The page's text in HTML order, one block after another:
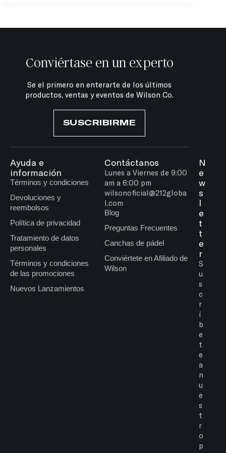
Conviértase en un experto
Se el primero en enterarte de los últimos
productos, ventas y eventos de Wilson Co.
SUSCRIBIRME
Ayuda e
información
Términos y condiciones
Devoluciones y
reembolsos
Política de privacidad
Tratamiento de datos
personales
Términos y condiciones
de las promociones
Nuevos Lanzamientos
Contáctanos
Lunes a Viernes de 9:00
am a 6:00 pm
wilsonoficial@212globa
l.com
Blog
Preguntas Frecuentes
Canchas de pádel
Conviértete en Afiliado de
Wilson
N
e
w
s
l
e
t
t
e
r
S
u
s
c
r
í
b
e
t
e
a
n
u
e
s
t
r
o
p